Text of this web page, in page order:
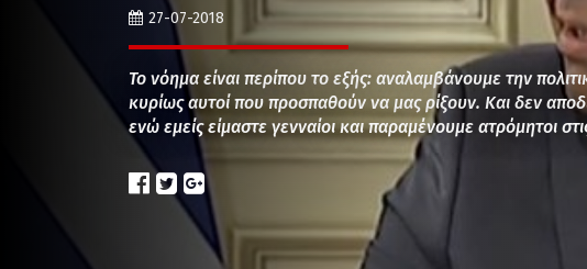
27-07-2018
Το νόημα είναι περίπου το εξής: αναλαμβάνουμε την
κυρίως αυτοί που προσπαθούν να μας ρίξουν. Και δεν
ενώ εμείς είμαστε γενναίοι και παραμένουμε ατρόμητοι